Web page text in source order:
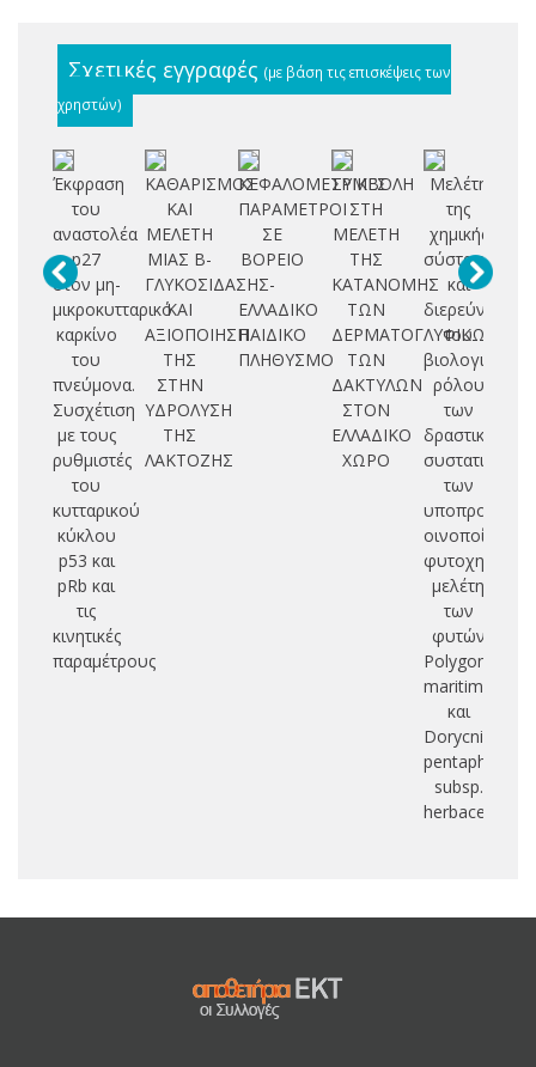
Σχετικές εγγραφές (με βάση τις επισκέψεις των
χρηστών)
Έκφραση
του
αναστολέα
p27
στον μη-
μικροκυτταρικό
καρκίνο
του
πνεύμονα.
Συσχέτιση
με τους
ρυθμιστές
του
κυτταρικού
κύκλου
p53 και
pRb και
τις
κινητικές
παραμέτρους
ΚΑΘΑΡΙΣΜΟΣ
ΚΑΙ
ΜΕΛΕΤΗ
ΜΙΑΣ Β-
ΓΛΥΚΟΣΙΔΑΣΗΣ
ΚΑΙ
ΑΞΙΟΠΟΙΗΣΗ
ΤΗΣ
ΣΤΗΝ
ΥΔΡΟΛΥΣΗ
ΤΗΣ
ΛΑΚΤΟΖΗΣ
ΚΕΦΑΛΟΜΕΤΡΙΚΕΣ
ΠΑΡΑΜΕΤΡΟΙ
ΣΕ
ΒΟΡΕΙΟ
-
ΕΛΛΑΔΙΚΟ
ΠΑΙΔΙΚΟ
ΠΛΗΘΥΣΜΟ
ΣΥΜΒΟΛΗ
ΣΤΗ
ΜΕΛΕΤΗ
ΤΗΣ
ΚΑΤΑΝΟΜΗΣ
ΤΩΝ
ΔΕΡΜΑΤΟΓΛΥΦΙΚΩΝ
ΤΩΝ
ΔΑΚΤΥΛΩΝ
ΣΤΟΝ
ΕΛΛΑΔΙΚΟ
ΧΩΡΟ
Μελέτη
της
χημικής
σύστασης
και
διερεύνηση
του
βιολογικού
ρόλου
των
δραστικών
συστατικών
των
οινοποίησης:
φυτοχημική
μελέτη
των
φυτών
Polygonum
maritimum
και
Dorycnium
pentaphyllum
subsp.
herbaceum